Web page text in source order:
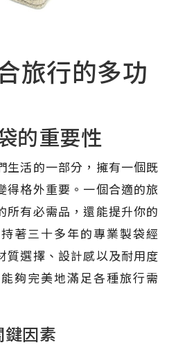
旅行的多功
的重要性
生活的一部分，擁有一個既
得格外重要。一個合適的旅
所有必需品，還能提升你的
著三十多年的專業製袋經
質選擇、設計感以及耐用度
夠完美地滿足各種旅行需
鍵因素